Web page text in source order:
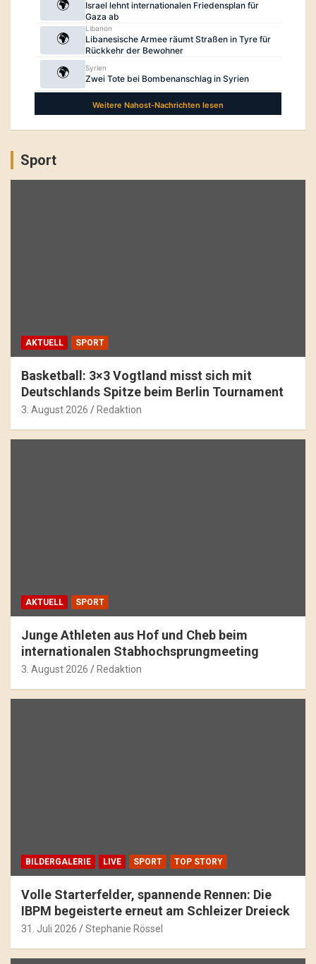
Sport
AKTUELL SPORT
Basketball: 3×3 Vogtland misst sich mit
Deutschlands Spitze beim Berlin Tournament
3. August 2026 Redaktion
AKTUELL SPORT
Junge Athleten aus Hof und Cheb beim
internationalen Stabhochsprungmeeting
3. August 2026 Redaktion
BILDERGALERIE LIVE SPORT TOP STORY
Volle Starterfelder, spannende Rennen: Die
IBPM begeisterte erneut am Schleizer Dreieck
31. Juli 2026 Stephanie Rössel